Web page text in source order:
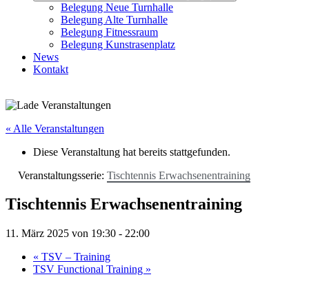
Belegung Neue Turnhalle
Belegung Alte Turnhalle
Belegung Fitnessraum
Belegung Kunstrasenplatz
News
Kontakt
« Alle Veranstaltungen
Diese Veranstaltung hat bereits stattgefunden.
Veranstaltungsserie: Tischtennis Erwachsenentraining
Tischtennis Erwachsenentraining
11. März 2025 von 19:30 - 22:00
« TSV – Training
TSV Functional Training »